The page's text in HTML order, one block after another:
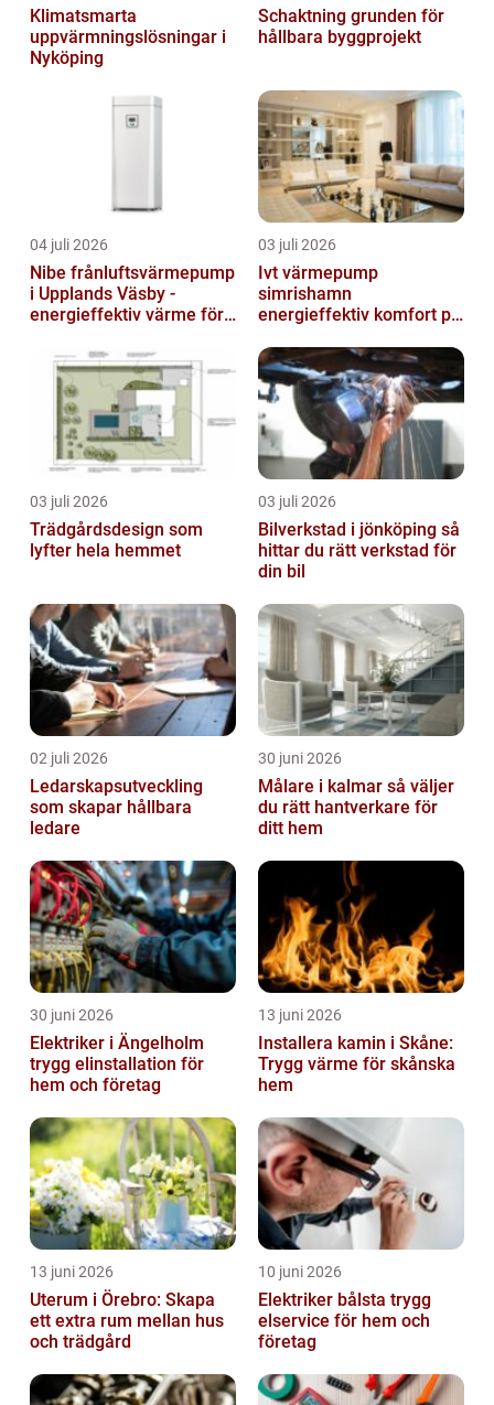
Klimatsmarta
uppvärmningslösningar i
Nyköping
Schaktning grunden för
hållbara byggprojekt
04 juli 2026
Nibe frånluftsvärmepump
i Upplands Väsby -
energieffektiv värme för
03 juli 2026
Ivt värmepump
simrishamn
energieffektiv komfort på
03 juli 2026
Trädgårdsdesign som
lyfter hela hemmet
03 juli 2026
Bilverkstad i jönköping så
hittar du rätt verkstad för
din bil
02 juli 2026
Ledarskapsutveckling
som skapar hållbara
ledare
30 juni 2026
Målare i kalmar så väljer
du rätt hantverkare för
ditt hem
30 juni 2026
Elektriker i Ängelholm
trygg elinstallation för
hem och företag
13 juni 2026
Installera kamin i Skåne:
Trygg värme för skånska
hem
13 juni 2026
Uterum i Örebro: Skapa
ett extra rum mellan hus
och trädgård
10 juni 2026
Elektriker bålsta trygg
elservice för hem och
företag